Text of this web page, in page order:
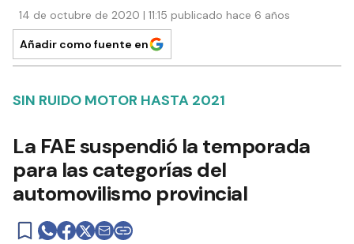
14 de octubre de 2020 | 11:15 publicado hace 6 años
Añadir como fuente en
SIN RUIDO MOTOR HASTA 2021
La FAE suspendió la temporada
para las categorías del
automovilismo provincial